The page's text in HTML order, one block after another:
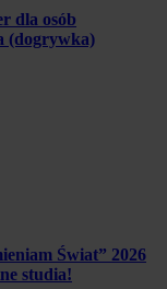
dla osób
(dogrywka)
Świat” 2026
studia!